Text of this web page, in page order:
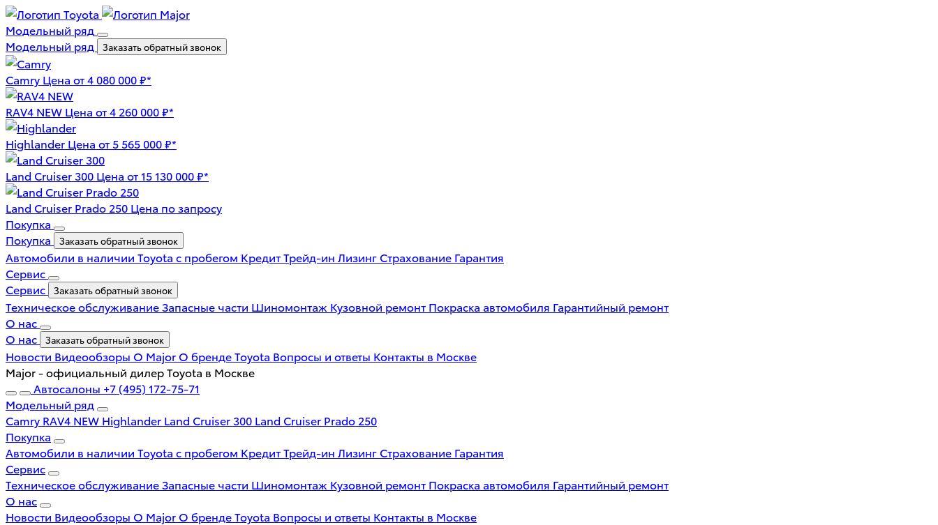
Модельный ряд
Модельный ряд
Заказать обратный звонок
Camry Цена от 4 080 000 ₽*
RAV4 NEW Цена от 4 260 000 ₽*
Highlander Цена от 5 565 000 ₽*
Land Cruiser 300 Цена от 15 130 000 ₽*
Land Cruiser Prado 250 Цена по запросу
Покупка
Покупка
Заказать обратный звонок
Автомобили в наличии Toyota с пробегом КредитТрейд-ин Лизинг Страхование Гарантия
Сервис
Сервис
Заказать обратный звонок
Техническое обслуживаниеЗапасные части Шиномонтаж Кузовной ремонт Покраска автомобиля Гарантийный ремонт
О нас
О нас
Заказать обратный звонок
Новости Видеообзоры О Major О бренде Toyota Вопросы и ответы Контакты в Москве
Major - официальный дилер Toyota в Москве
Автосалоны +7 (495) 172-75-71
Модельный ряд
Camry RAV4 NEW Highlander Land Cruiser 300 Land Cruiser Prado 250
Покупка
Автомобили в наличии Toyota с пробегом КредитТрейд-ин Лизинг Страхование Гарантия
Сервис
Техническое обслуживаниеЗапасные части Шиномонтаж Кузовной ремонт Покраска автомобиля Гарантийный ремонт
О нас
Новости Видеообзоры О Major О бренде Toyota Вопросы и ответы Контакты в Москве